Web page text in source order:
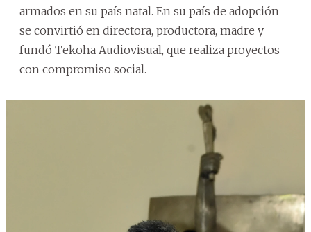
armados en su país natal. En su país de adopción
se convirtió en directora, productora, madre y
fundó Tekoha Audiovisual, que realiza proyectos
con compromiso social.